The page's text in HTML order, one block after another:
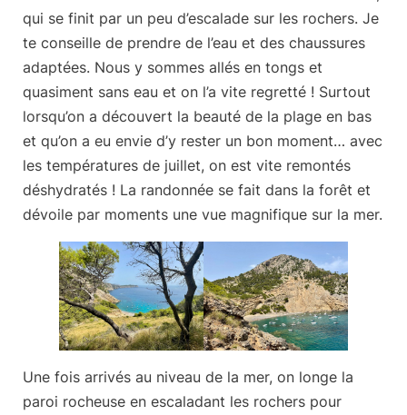
qui se finit par un peu d’escalade sur les rochers. Je
te conseille de prendre de l’eau et des chaussures
adaptées. Nous y sommes allés en tongs et
quasiment sans eau et on l’a vite regretté ! Surtout
lorsqu’on a découvert la beauté de la plage en bas
et qu’on a eu envie d’y rester un bon moment… avec
les températures de juillet, on est vite remontés
déshydratés ! La randonnée se fait dans la forêt et
dévoile par moments une vue magnifique sur la mer.
Une fois arrivés au niveau de la mer, on longe la
paroi rocheuse en escaladant les rochers pour